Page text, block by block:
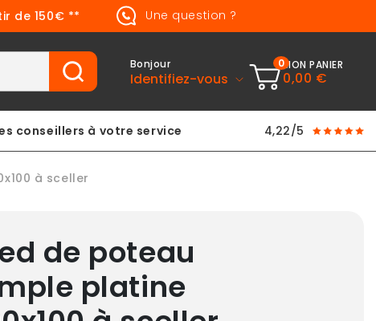
de 150€ ** Une question ?
Bonjour
Identifiez-vous
0MON PANIER
0,00 €
conseillers à votre service 4,22/5
à sceller
de poteau
platine